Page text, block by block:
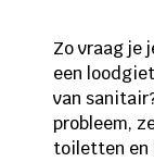
Zo vraag je
een
van
probleem,
toiletten en